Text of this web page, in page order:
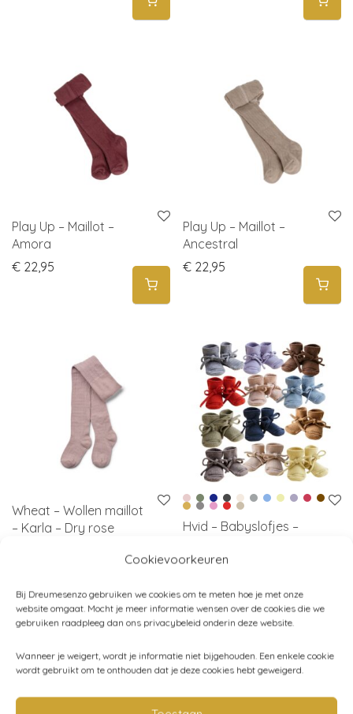
Cookievoorkeuren
Bij Dreumesenzo gebruiken we cookies om te meten hoe je met onze
website omgaat. Mocht je meer informatie wensen over de cookies die we
gebruiken raadpleeg dan ons privacybeleid onderin deze website.
Wanneer je weigert, wordt je informatie niet bijgehouden. Een enkele cookie
wordt gebruikt om te onthouden dat je deze cookies hebt geweigerd.
Play Up – Maillot –
Amora
€ 22,95
Play Up – Maillot –
Ancestral
€ 22,95
Wheat – Wollen maillot
– Karla – Dry rose
Hvid – Babyslofjes –
9M